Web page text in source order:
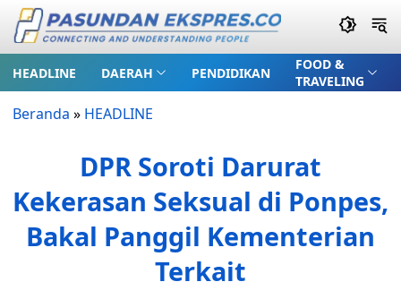
HEADLINE DAERAH PENDIDIKAN
FOOD &
TRAVELING
Beranda » HEADLINE
DPR Soroti Darurat
Kekerasan Seksual di Ponpes,
Bakal Panggil Kementerian
Terkait